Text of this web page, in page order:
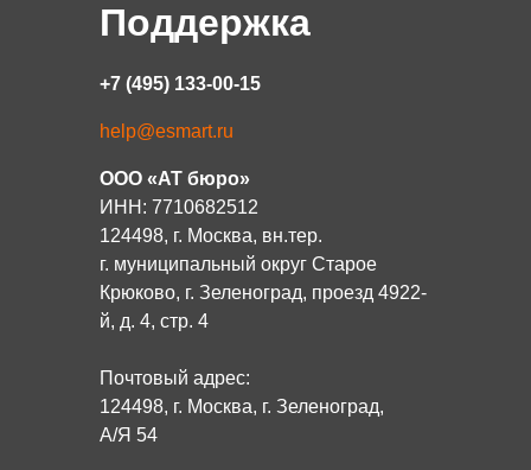
ООО «АТ бюро»
ИНН: 7710682512
124498, г. Москва, вн.тер.
г. муниципальный округ Старое
Крюково, г. Зеленоград, проезд 4922-
й, д. 4, стр. 4
Почтовый адрес:
124498, г. Москва, г. Зеленоград,
А/Я 54
Поддержка
help@esmart.ru
+7 (495) 133-00-15